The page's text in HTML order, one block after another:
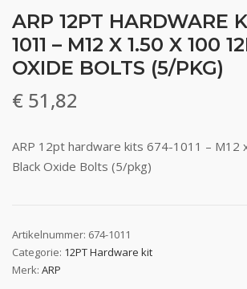
ARP 12PT HARDWARE
1011 – M12 X 1.50 X 100
OXIDE BOLTS (5/PKG)
€ 51,82
ARP 12pt hardware kits 674-1011 – M12
Black Oxide Bolts (5/pkg)
Artikelnummer: 674-1011
Categorie: 12PT Hardware kit
Merk: ARP